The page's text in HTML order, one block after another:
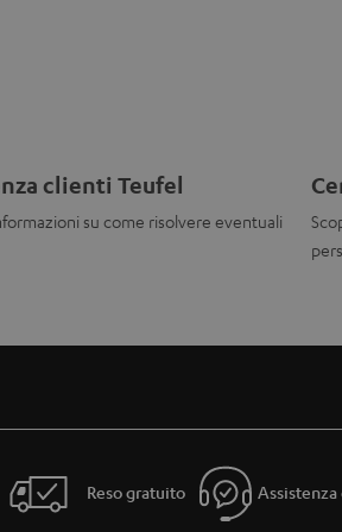
clienti Teufel
su come risolvere eventuali
Reso gratuito